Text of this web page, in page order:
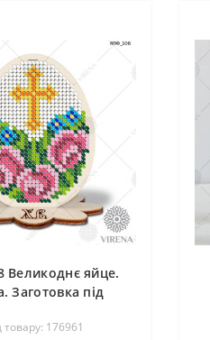
Великоднє яйце.
Заготовка під
товару: 176961